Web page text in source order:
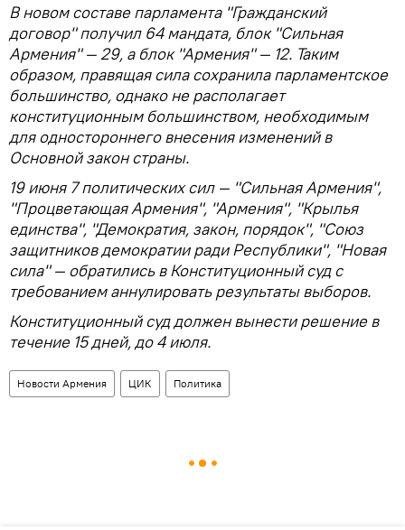
В новом составе парламента "Гражданский
договор" получил 64 мандата, блок "Сильная
Армения" — 29, а блок "Армения" — 12. Таким
образом, правящая сила сохранила парламентское
большинство, однако не располагает
конституционным большинством, необходимым
для одностороннего внесения изменений в
Основной закон страны.
19 июня 7 политических сил — "Сильная Армения",
"Процветающая Армения", "Армения", "Крылья
единства", "Демократия, закон, порядок", "Союз
защитников демократии ради Республики", "Новая
сила" — обратились в Конституционный суд с
требованием аннулировать результаты выборов.
Конституционный суд должен вынести решение в
течение 15 дней, до 4 июля.
Новости Армения ЦИК Политика